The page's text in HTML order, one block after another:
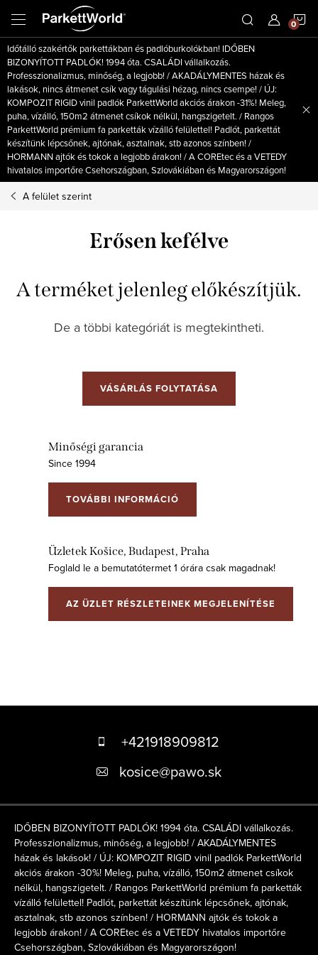
fő
tartalomhoz
Időtálló szakértők parkettákban és padlóburkolókban! IDŐBEN
BIZONYÍTOTT PADLÓK! 1994 óta. CSALÁDI vállalkozás.
Professzionalizmus, minőség, a legjobb! / AKADÁLYMENTES házak és
lakások, nincs átmenet csík vagy tágulási hézag, nincs csempe! / ÚJ:
KOMPOZIT RIGID vinil padlók ParkettWorld akciós árakon -31%! Meleg,
puha, vízálló, 150m2 átmenet csíkok nélkül, hangszigetelt. / Rangos
ParkettWorld prémium fa parketták vízálló felülettel! Padlót, parkettát
készítünk lépcsőnek, ajtónak, asztalnak, stb azonos színben! /
HORMANN ajtók és tokok a legjobb árakon! / A COREtec és a VETEDY
hivatalos importőre Csehországban, Szlovákiában és Magyarországon!
A felület szerint
Erősen kefélve
A terméket jelenleg előkészítjük.
De a többi kategóriát is megtekintheti.
VÁSÁRLÁS FOLYTATÁSA
Minőségi garancia
Since 1994
TOVÁBBI INFORMÁCIÓ
Üzletek Košice, Budapest, Praha
Foglald le a bemutatótermet 1 órára csak magadnak!
AZ ÜZLET RÉSZLETEINEK MEGJELENÍTÉSE
é
+421918909812
kosice@pawo.sk
IDŐBEN BIZONYÍTOTT PADLÓK! 1994 óta. CSALÁDI vállalkozás.
Professzionalizmus, minőség, a legjobb! / AKADÁLYMENTES
házak és lakások! / ÚJ: KOMPOZIT RIGID vinil padlók ParkettWorld
akciós árakon -30%! Meleg, puha, vízálló, 150m2 átmenet csíkok
nélkül, hangszigetelt. / Rangos ParkettWorld prémium fa parketták
vízálló felülettel! Padlót, parkettát készítünk lépcsőnek, ajtónak,
asztalnak, stb azonos színben! / HORMANN ajtók és tokok a
legjobb árakon! / A COREtec és a VETEDY hivatalos importőre
Csehországban, Szlovákiában és Magyarországon!